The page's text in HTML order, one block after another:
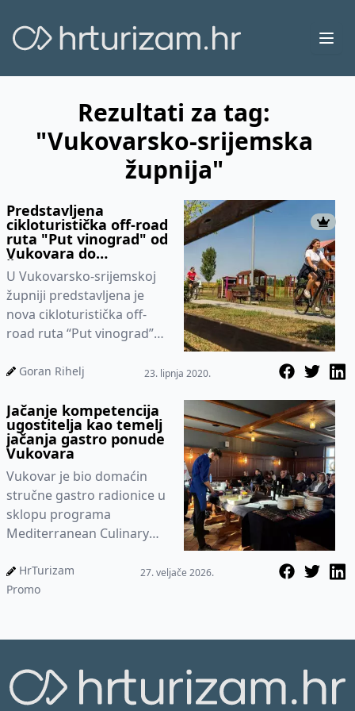
Rezultati za tag:
"Vukovarsko-srijemska
župnija"
Predstavljena
cikloturistička off-road
ruta "Put vinograd" od
Vukovara do
Šarengrada
U Vukovarsko-srijemskoj
župniji predstavljena je
nova cikloturistička off-
road ruta “Put vinograd”
kilometara kroz...
Goran Rihelj 23. lipnja 2020.
Jačanje kompetencija
ugostitelja kao temelj
jačanja gastro ponude
Vukovara
Vukovar je bio domaćin
stručne gastro radionice u
sklopu programa
Mediterranean Culinary
namijenjene kuharima,
F&B managerima...
HrTurizam
Promo
27. veljače 2026.